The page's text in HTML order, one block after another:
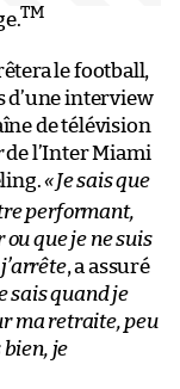
TM
le football,
d’une interview
de télévision
de l’Inter Miami
«Je sais que
performant,
que je ne suis
, a assuré
sais quand je
ma retraite, peu
bien, je